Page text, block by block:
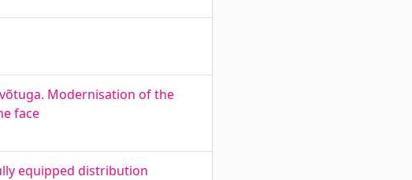
Modernisation of the
face
equipped distribution